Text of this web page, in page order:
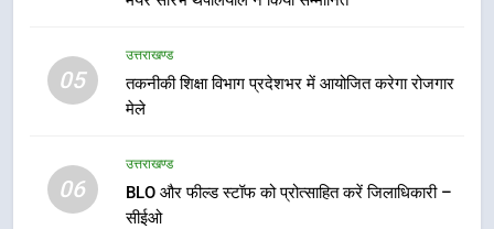
05
उत्तराखण्ड
तकनीकी शिक्षा विभाग प्रदेशभर में आयोजित करेगा रोजगार
मेले
06
उत्तराखण्ड
BLO और फील्ड स्टॉफ को प्रोत्साहित करें जिलाधिकारी –
सीईओ
के लिए खुद मैदान में उतरे एसएसपी दून
1
मुख्यमंत्री ने हर घर तिरंगा यात्रा